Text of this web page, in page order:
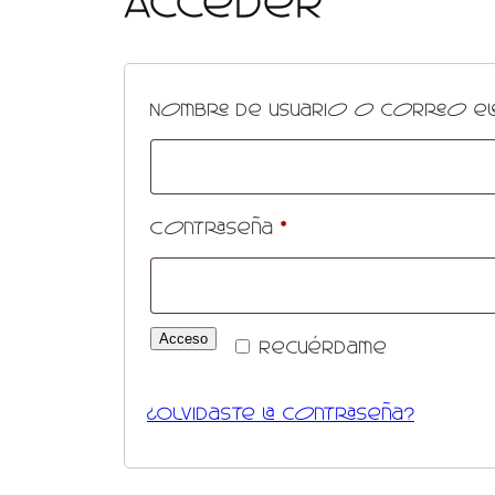
Nombre de usuario o correo
Contraseña *Obligatorio
Recuérdame
Acceso
¿Olvidaste la contraseña?